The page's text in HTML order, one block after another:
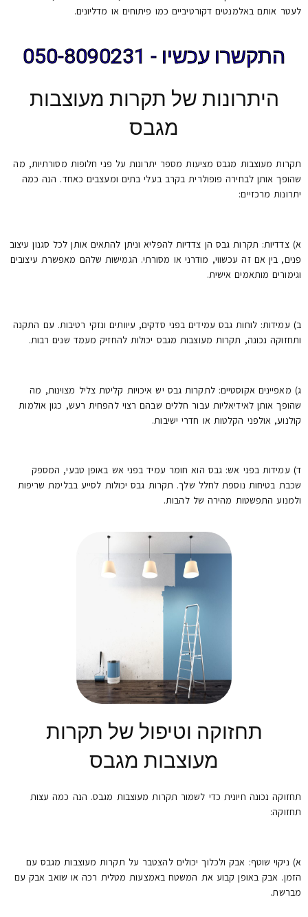
לעטר אותם באלמנטים דקורטיביים כמו פיתוחים או מדליונים.
התקשרו עכשיו - 050-8090231
היתרונות של תקרות מעוצבות
מגבס
תקרות מעוצבות מגבס מציעות מספר יתרונות על פני חלופות מסורתיות, מה
שהופך אותן לבחירה פופולרית בקרב בעלי בתים ומעצבים כאחד. הנה כמה
יתרונות מרכזיים:
א) צדדיות: תקרות גבס הן צדדיות להפליא וניתן להתאים אותן לכל סגנון עיצוב
פנים, בין אם זה עכשווי, מודרני או מסורתי. הגמישות שלהם מאפשרת עיצובים
וגימורים מותאמים אישית.
ב) עמידות: לוחות גבס עמידים בפני סדקים, עיוותים ונזקי רטיבות. עם התקנה
ותחזוקה נכונה, תקרות מעוצבות מגבס יכולות להחזיק מעמד שנים רבות.
ג) מאפיינים אקוסטיים: לתקרות גבס יש איכויות קליטת צליל מצוינות, מה
שהופך אותן לאידיאליות עבור חללים שבהם רצוי להפחית רעש, כגון אולמות
קולנוע, אולפני הקלטות או חדרי ישיבות.
ד) עמידות בפני אש: גבס הוא חומר עמיד בפני אש באופן טבעי, המספק
שכבת בטיחות נוספת לחלל שלך. תקרות גבס יכולות לסייע בבלימת שריפות
ולמנוע התפשטות מהירה של להבות.
תחזוקה וטיפול של תקרות
מעוצבות מגבס
תחזוקה נכונה חיונית כדי לשמור תקרות מעוצבות מגבס. הנה כמה עצות
תחזוקה:
א) ניקוי שוטף: אבק ולכלוך יכולים להצטבר על תקרות מעוצבות מגבס עם
הזמן. אבק באופן קבוע את המשטח באמצעות מטלית רכה או שואב אבק עם
מברשת.